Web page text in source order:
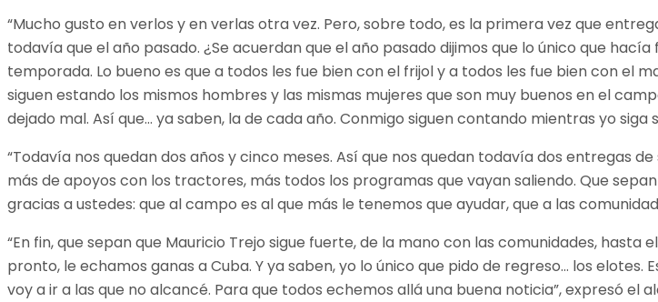
“Mucho gusto en verlos y en verlas otra vez. Pero, sobre todo, es la primera vez que
todavía que el año pasado. ¿Se acuerdan que el año pasado dijimos que lo único que
temporada. Lo bueno es que a todos les fue bien con el frijol y a todos les fue bien con el
siguen estando los mismos hombres y las mismas mujeres que son muy buenos en el
dejado mal. Así que… ya saben, la de cada año. Conmigo siguen contando mientras yo siga
“Todavía nos quedan dos años y cinco meses. Así que nos quedan todavía dos entregas
más de apoyos con los tractores, más todos los programas que vayan saliendo. Que
gracias a ustedes: que al campo es al que más le tenemos que ayudar, que a las
“En fin, que sepan que Mauricio Trejo sigue fuerte, de la mano con las comunidades, hasta
pronto, le echamos ganas a Cuba. Y ya saben, yo lo único que pido de regreso… los
voy a ir a las que no alcancé. Para que todos echemos allá una buena noticia”, expresó el